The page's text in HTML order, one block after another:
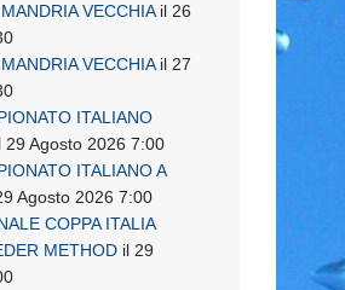
MANDRIA VECCHIAil 26
MANDRIA VECCHIAil 27
ITALIANO
29 Agosto 2026 7:00
ITALIANO A
Agosto 2026 7:00
COPPA ITALIA
METHOD il 29